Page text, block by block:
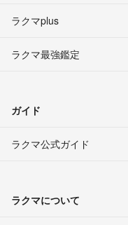
ラクマplus
ラクマ最強鑑定
ガイド
ラクマ公式ガイド
ラクマについて